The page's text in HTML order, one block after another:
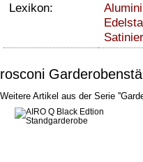
Lexikon:
rosconi
Weitere Artikel aus der Serie